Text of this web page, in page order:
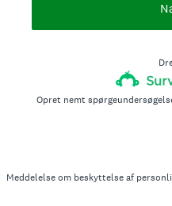
Opret nemt
Meddelelse om beskyttelse af